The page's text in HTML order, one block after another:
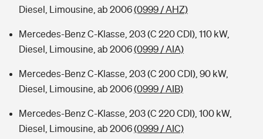
Diesel, Limousine, ab 2006(0999 / AHZ)
Mercedes-Benz C-Klasse, 203 (C 220 CDI), 110 kW,
Diesel, Limousine, ab 2006(0999 / AIA)
Mercedes-Benz C-Klasse, 203 (C 200 CDI), 90 kW,
Diesel, Limousine, ab 2006(0999 / AIB)
Mercedes-Benz C-Klasse, 203 (C 220 CDI), 100 kW,
Diesel, Limousine, ab 2006(0999 / AIC)